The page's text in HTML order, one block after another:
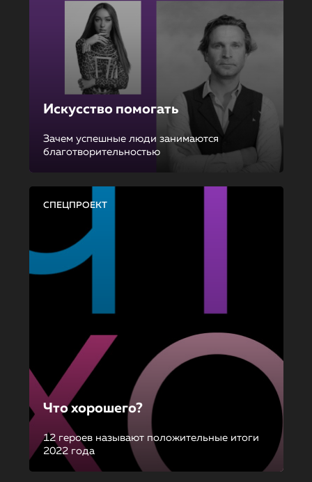
Искусство помогать
Зачем успешные люди занимаются
благотворительностью
СПЕЦПРОЕКТ
Что хорошего?
12 героев называют положительные итоги
2022 года